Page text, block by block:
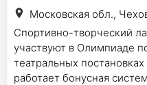
Московская обл.,
Спортивно-творческий
участвуют в Олимпиаде
театральных
работает бонусная